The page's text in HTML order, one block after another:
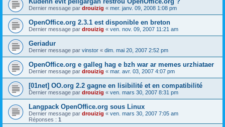
Dernier message par drouizig « mer. janv. 09, 2008 1:08 pm
OpenOffice.org 2.3.1 est disponible en breton
Dernier message par drouizig « ven. nov. 09, 2007 11:21 am
Geriadur
Dernier message par vinstor « dim. mai 20, 2007 2:52 pm
OpenOffice.org e galleg hag e bzh war ar memes urzhiataer
Dernier message par drouizig « mar. avr. 03, 2007 4:07 pm
[01net] OO.org 2.2 gagne en lisibilité et en compatibilité
Dernier message par drouizig « ven. mars 30, 2007 8:31 pm
Langpack OpenOffice.org sous Linux
Dernier message par drouizig « ven. mars 30, 2007 7:05 am
Réponses : 1